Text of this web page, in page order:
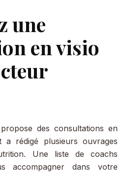
une
en visio
des consultations en
rédigé plusieurs ouvrages
Une liste de coachs
accompagner dans votre